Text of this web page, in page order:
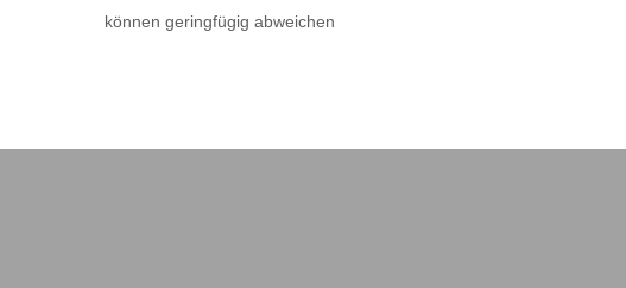
können geringfügig abweichen